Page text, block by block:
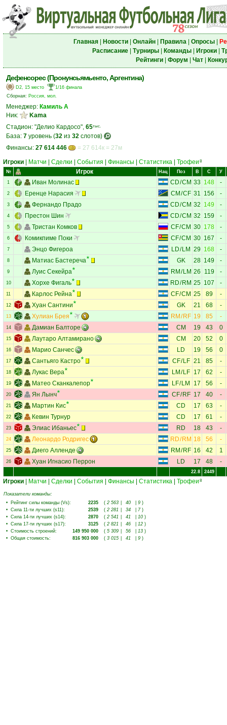
Главная| Новости| Онлайн| Правила| Опросы|
Расписание| Турниры| Команды| Игроки|
Рейтинги| Форум Чат|
Дефенсорес (Пронунсьямьенто, Аргентина)
D2, 15 место
1/16 финала
Сборная: Россия, мол.
Менеджер: Камиль А
Ник:
Kama
Стадион: "Делио Кардосо", 65тыс.
База: 7 уровень (32 из 32 слотов)
Финансы: 27 614 446
= 27 614к = 27м
Игроки
Матчи Сделки События Финансы Статистика Трофеи 8
№ Игрок Нац Поз В С У
1 Иван Молинас CD/CM 33 148 -
2 Еренце Нарасия CM /CF 31 156 -
3 Фернандо Прадо CD/CM 32 149 -
4 Престон Шин CD/CM 32 159 -
5 Тристан Комков CF/CM 30 178 -
6 Комикпиме Поки CF/CM 30 167 -
7 Энцо Фигероа LD/ LM 29 168 -
8 Матиас Бастереча GK 28 149 -
9 Луис Секейра RM /LM 26 119 -
10 Хорхе Фигаль RD/ RM 25 107 -
11 Карлос Рейна CF/CM 25 89 -
12 Хуан Сантини GK 21 68 -
13 Хулиан Брея RM / RF 19 85 -
14 Дамиан Балторе CM 19 43 0
15 Лаутаро Алтамирано CM 20 52 0
16 Марио Санчес LD 19 56 0
17 Сантьяго Кастро CF/LF 21 85 -
18 Лукас Вера LM / LF 17 62 -
19 Матео Сканкалепор LF/ LM 17 56 -
20 Ян Лынч CF/RF 17 40 -
21 Мартин Кис CD 17 63 -
22 Кевин Турнур CD 17 61 -
23 Элиас Ибаньес RD 18 43 -
24 Леонардо Родригес RD/ RM 18 56 -
25 Диего Алленде RM / RF 16 42 1
26 Хуан Игнасио Перрон LD 17 48 -
22.8 2449
Игроки Матчи Сделки События Финансы Статистика Трофеи 8
Показатели команды:
• Рейтинг силы команды (Vs): 2235 ( 2 563 40 9 )
• Сила 11-ти лучших (s11): 2539 ( 2 281 34 7)
• Сила 14-ти лучших (s14): 2870 ( 2 541 41 10 )
• Сила 17-ти лучших (s17): 3125 ( 2 821 46 12 )
• Стоимость строений: 149 950 000 ( 5 309 56 13 )
• Общая стоимость: 816 903 000 ( 3 015 41 9 )